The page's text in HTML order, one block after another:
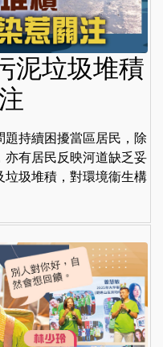
泥垃圾堆積
題持續困擾當區居民，除
有居民反映河道缺乏妥
圾堆積，對環境衞生構